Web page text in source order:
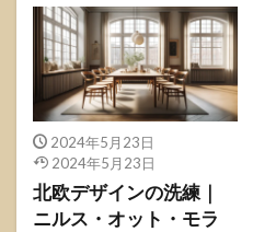
2024年5月23日
2024年5月23日
北欧デザインの洗練｜
ニルス・オット・モラ